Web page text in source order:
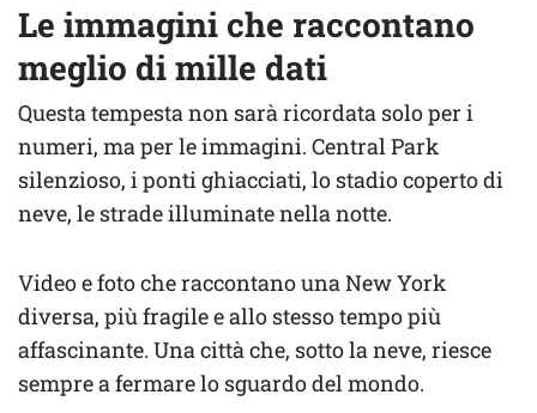
Le immagini che raccontano
meglio di mille dati
Questa tempesta non sarà ricordata solo per i
numeri, ma per le immagini. Central Park
silenzioso, i ponti ghiacciati, lo stadio coperto di
neve, le strade illuminate nella notte.
Video e foto che raccontano una New York
diversa, più fragile e allo stesso tempo più
affascinante. Una città che, sotto la neve, riesce
sempre a fermare lo sguardo del mondo.